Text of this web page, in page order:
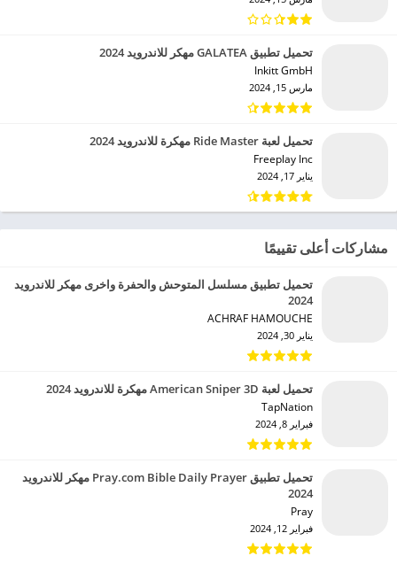
تحميل تطبيق GALATEA مهكر للاندرويد 2024
Inkitt GmbH‏
مارس 15, 2024
تحميل لعبة Ride Master مهكرة للاندرويد 2024
Freeplay Inc‏
يناير 17, 2024
مشاركات أعلى تقييمًا
تحميل تطبيق مسلسل المتوحش والحفرة واخرى مهكر للاندرويد
2024
ACHRAF HAMOUCHE‏
يناير 30, 2024
تحميل لعبة American Sniper 3D مهكرة للاندرويد 2024
TapNation‏
فبراير 8, 2024
تحميل تطبيق Pray.com Bible Daily Prayer مهكر للاندرويد
2024
Pray‏
فبراير 12, 2024